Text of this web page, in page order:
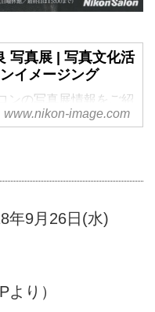
写真展 | 写真文化活
イメージング
ンの写真展情報をご紹
す。
www.nikon-image.com
年9月26日(水)
り）